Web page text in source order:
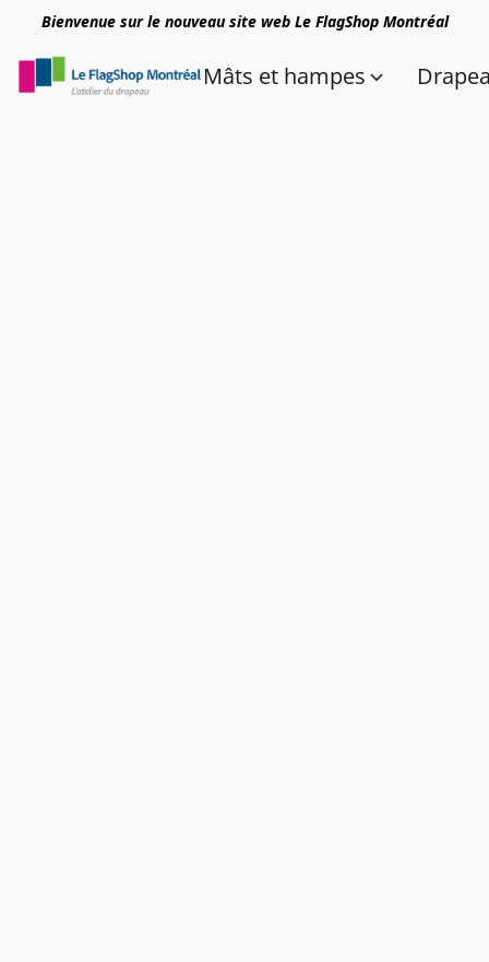
Bienvenue sur le nouveau site web Le FlagShop Montréal
Mâts et hampes